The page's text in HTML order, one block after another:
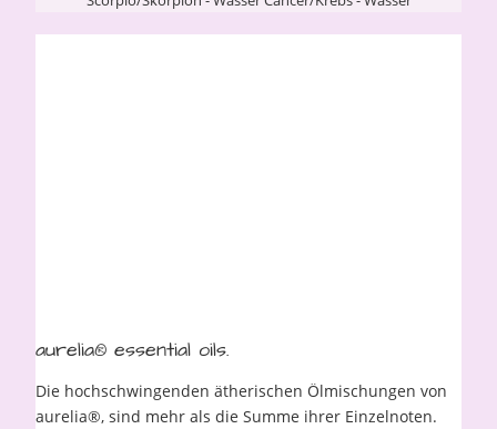
aurelia® essential oils.
Die hochschwingenden ätherischen Ölmischungen von
aurelia®, sind mehr als die Summe ihrer Einzelnoten.